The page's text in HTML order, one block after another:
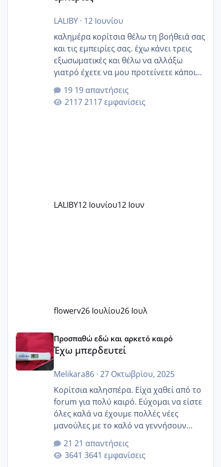
LALIBY· 12 Ιουνίου
καλημέρα κορίτσια θέλω τη βοήθειά σας
και τις εμπειρίες σας. έχω κάνει τρεις
εξωσωματικές και θέλω να αλλάξω
γιατρό έχετε να μου προτείνετε κάποιον
που μείνατε ευχαριστημένες και είχατε
επιιτυχία? έκανα στο υγεία με τον
ζερβομανωλάκη (δεν το εψαξε καθόλου
19 απαντήσεις
2117 εμφανίσεις
LALIBY12 Ιουνίου12 Ιουν
flowerv26 Ιουλίου26 Ιουλ
Έχω μπερδευτεί
Προσπαθώ εδώ και αρκετό καιρό
Έχω μπερδευτεί
Melikara86· 27 Οκτωβρίου, 2025
Κορίτσια καλησπέρα. Είχα χαθεί από το
forum για πολύ καιρό. Εύχομαι να είστε
όλες καλά να έχουμε πολλές νέες
μανούλες με το καλό να γεννήσουν
αυτές που ήδη περιμένουν. Να πάρουν
γερα μωράκια στην αγκαλίτσα τους
🙏🏼🙏🏼 Ας πάμε λοιπόν στο θέμα μου.
21 απαντήσεις
3641 εμφανίσεις